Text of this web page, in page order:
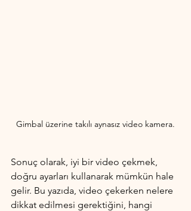
Gimbal üzerine takılı aynasız video kamera.
Sonuç olarak, iyi bir video çekmek,
doğru ayarları kullanarak mümkün hale
gelir. Bu yazıda, video çekerken nelere
dikkat edilmesi gerektiğini, hangi